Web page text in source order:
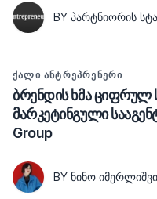
BY ᲞᲐᲠᲢᲜᲘᲝᲠᲘᲡ
ᲥᲐᲚᲘ ᲐᲜᲢᲠᲔᲞᲠᲔᲜᲔᲠᲘ
ბრენდის ხმა ციფრულ
მარკეტინგული
Group
BY ᲜᲘᲜᲝ